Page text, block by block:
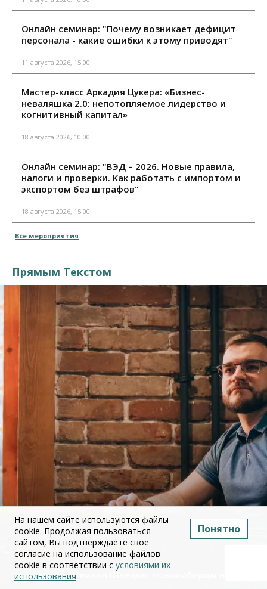
Онлайн семинар: "Почему возникает дефицит
персонала - какие ошибки к этому приводят"
11 августа 2026, 15:00
Мастер-класс Аркадия Цукера: «Бизнес-
неваляшка 2.0: непотопляемое лидерство и
когнитивный капитал»
18 августа 2026, 10:00
Онлайн семинар: "ВЭД – 2026. Новые правила,
налоги и проверки. Как работать с импортом и
экспортом без штрафов"
18 августа 2026, 15:00
Все мероприятия
Прямым Текстом
Михаил Швецов: Новосибирцы начали
На нашем сайте используются файлы
cookie. Продолжая пользоваться
сайтом, Вы подтверждаете свое
согласие на использование файлов
cookie в соответствии с условиями их
использования
Понятно